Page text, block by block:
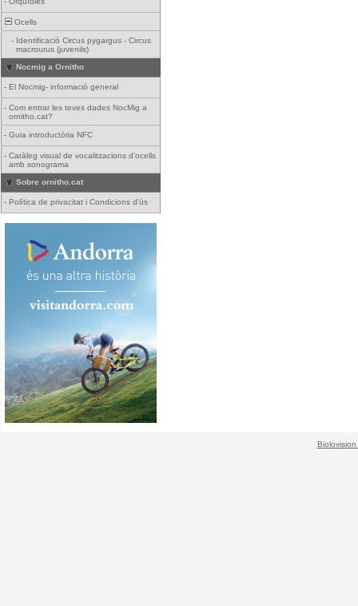
Ocells
- Identificació Circus pygargus - Circus
macrourus (juvenils)
Nocmig a Ornitho
- El Nocmig- informació general
- Com entrar les teves dades NocMig a
ornitho.cat?
- Guia introductòria NFC
- Catàleg visual de vocalitzacions d'ocells
amb sonograma
Sobre ornitho.cat
- Política de privacitat i Condicions d'ús
Biolovision